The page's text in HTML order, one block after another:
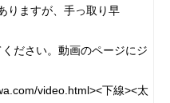
りますが、手っ取り早
ださい。動画のページにジ
video.html><下線><太